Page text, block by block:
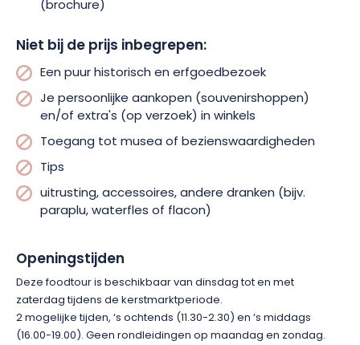
(brochure)
Niet bij de prijs inbegrepen:
Een puur historisch en erfgoedbezoek
Je persoonlijke aankopen (souvenirshoppen)
en/of extra's (op verzoek) in winkels
Toegang tot musea of bezienswaardigheden
Tips
uitrusting, accessoires, andere dranken (bijv.
paraplu, waterfles of flacon)
Openingstijden
Deze foodtour is beschikbaar van dinsdag tot en met
zaterdag tijdens de kerstmarktperiode.
2 mogelijke tijden, ‘s ochtends (11.30-2.30) en ‘s middags
(16.00-19.00). Geen rondleidingen op maandag en zondag.